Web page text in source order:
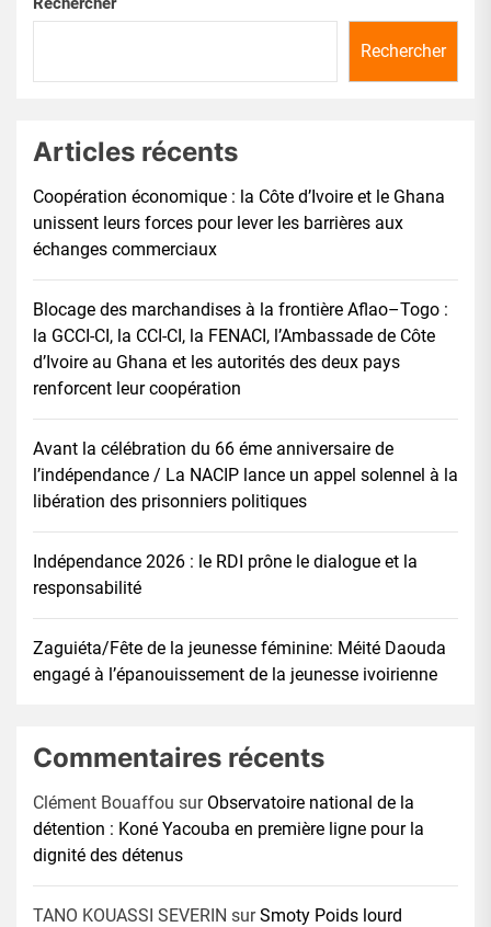
Rechercher
Articles récents
Coopération économique : la Côte d’Ivoire et le Ghana
unissent leurs forces pour lever les barrières aux
échanges commerciaux
Blocage des marchandises à la frontière Aflao–Togo :
la GCCI-CI, la CCI-CI, la FENACI, l’Ambassade de Côte
d’Ivoire au Ghana et les autorités des deux pays
renforcent leur coopération
Avant la célébration du 66 éme anniversaire de
l’indépendance / La NACIP lance un appel solennel à la
libération des prisonniers politiques
Indépendance 2026 : le RDI prône le dialogue et la
responsabilité
Zaguiéta/Fête de la jeunesse féminine: Méité Daouda
engagé à l’épanouissement de la jeunesse ivoirienne
Commentaires récents
Clément Bouaffou sur Observatoire national de la
détention : Koné Yacouba en première ligne pour la
dignité des détenus
TANO KOUASSI SEVERIN surSmoty Poids lourd